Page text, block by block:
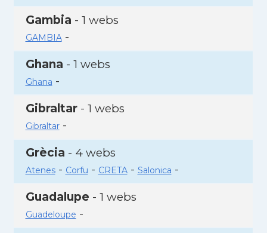
Gambia - 1 webs
GAMBIA-
Ghana - 1 webs
Ghana -
Gibraltar- 1 webs
Gibraltar-
Grècia - 4 webs
Atenes- Corfu - CRETA- Salonica -
Guadalupe - 1 webs
Guadeloupe -